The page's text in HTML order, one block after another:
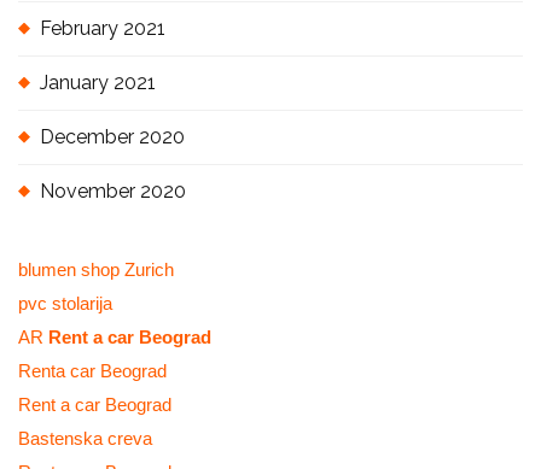
February 2021
January 2021
December 2020
November 2020
blumen shop Zurich
pvc stolarija
AR Rent a car Beograd
Renta car Beograd
Rent a car Beograd
Bastenska creva